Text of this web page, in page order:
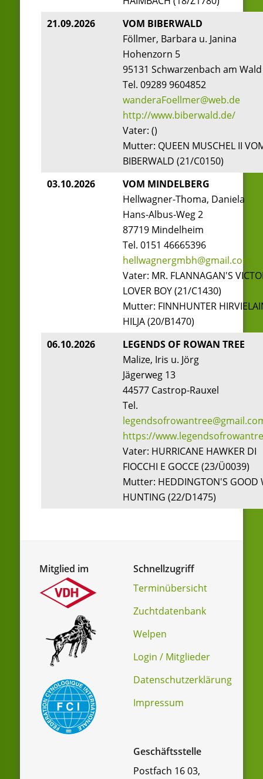
21.09.2026
VOM BIBERWALD
Föllmer, Barbara u. Janina
Hohenzorn 5
95131 Schwarzenbach am Wald
Tel. 09289 9604852
wanderaFoellmer@web.de
http://www.biberwald.de/
Vater: ()
Mutter: QUEEN MUSCHEL II
BIBERWALD (21/C0150)
03.10.2026
VOM MINDELBERG
Hellwagner-Thoma, Daniela
Hans-Albus-Weg 2
87719 Mindelheim
Tel. 0151 46665396
hellwagnergmbh@gmail.com
Vater: MR. FLANNAGAN'S
LOVER BOY (21/C1430)
Mutter: FINNHUNTER
HILJA (20/B1470)
06.10.2026
LEGENDS OF ROWAN TREE
Malize, Iris u. Jörg
Jägerweg 13
44577 Castrop-Rauxel
Tel.
https://
Vater: HURRICANE HAWKER DI
FIOCCHI E GOCCE (23/Ü0039)
Mutter: HEDDINGTON'S GOOD
HUNTING (22/D1475)
Mitglied im
Schnellzugriff
Terminübersicht
Zuchtdatenbank
Welpen
Login / Mitglieder
Datenschutzerklärung
Impressum
Geschäftsstelle
Postfach 16 03,